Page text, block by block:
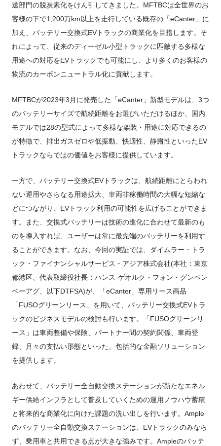
送部門の脱炭素化をけん引してきました。MFTBCは全世界のお
客様の下で1,200万km以上を走行している既存の「eCanter」に
加え、バッテリー交換式EVトラックの商業化を目指します。そ
れによって、従来のディーゼル小型トラックに匹敵する多様な
用途への対応をEVトラックでも可能にし、より多くのお客様の
物流のカーボンニュートラル化に貢献します。
MFTBCが2023年3月に発売した「eCanter」新型モデルは、3つ
のバッテリーサイズで航続距離をお選びいただけるほか、国内
モデルでは28の型式によって多様な架装・用途に対応できるの
が特徴で、排出ガスゼロや低振動、快適性、静粛性といったEV
トラックならではの価値をお客様に提供しています。
一方で、バッテリー交換式EVトラックは、航続距離にとらわれ
ない運用やさらなる用途拡大、車両非稼働時間の大幅な短縮な
どにつながり、EVトラック利用の可能性を広げることができま
す。また、交換式バッテリーは技術の進化に合わせて最新のも
のを導入すれば、ユーザーは常に最先端のバッテリーを利用す
ることができます。なお、今回の実証では、ダイムラー・トラ
ック・ファイナンシャルサービス・アジア株式会社(本社：東京
都港区、代表取締役社長：ハンス-ゲオルク・フォン・グンペン
ベーアグ、以下DTFSA)が、「eCanter」専用リース商品
「FUSOグリーンリース」を用いて、バッテリー交換式EVトラ
ックのビジネスモデルの検討も行います。「FUSOグリーンリ
ース」は車両整備や保険、パートナー間の契約関係、車両登
録、月々の支払い形態といった、包括的な金融ソリューション
を提供します。
あわせて、バッテリー全自動交換ステーションが新たなエネル
ギー供給インフラとして普及していくための運用ノウハウ蓄積
と将来的な商業化に向けた課題の洗い出しを行います。Ample
のバッテリー全自動交換ステーションは、EVトラックのみなら
ず、乗用車と共用できる点が大きな強みです。Ampleのバッテ